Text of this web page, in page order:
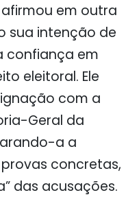
afirmou em outra
sua intenção de
confiança em
eleitoral. Ele
com a
Geral da
a a
concretas,
das acusações.